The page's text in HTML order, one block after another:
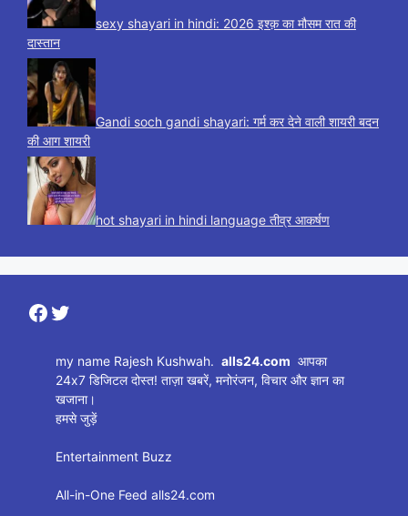
sexy shayari in hindi: 2026 इश्क़ का मौसम रात की
दास्तान
Gandi soch gandi shayari: गर्म कर देने वाली शायरी बदन
की आग शायरी
hot shayari in hindi language तीव्र आकर्षण
Facebook
Twitter
my name Rajesh Kushwah.alls24.com आपका
24x7 डिजिटल दोस्त! ताज़ा खबरें, मनोरंजन, विचार और ज्ञान का
खजाना।
हमसे जुड़ें
Entertainment Buzz
All-in-One Feed alls24.com